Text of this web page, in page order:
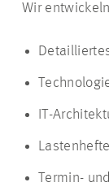
Wir
IT-
Termin-